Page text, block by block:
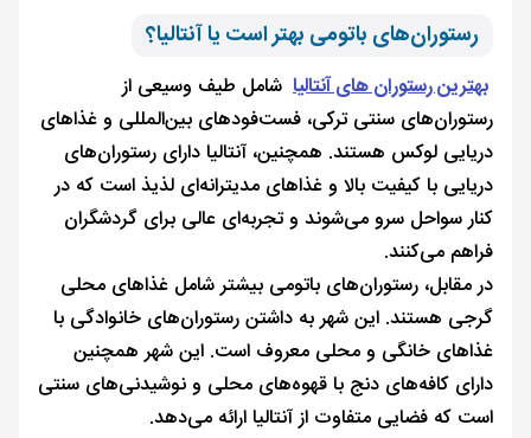
رستوران‌های باتومی بهتر است یا آنتالیا؟
بهترین رستوران های آنتالیا شامل طیف وسیعی از
رستوران‌های سنتی ترکی، فست‌فودهای بین‌المللی و غذاهای
دریایی لوکس هستند. همچنین، آنتالیا دارای رستوران‌های
دریایی با کیفیت بالا و غذاهای مدیترانه‌ای لذیذ است که در
کنار سواحل سرو می‌شوند و تجربه‌ای عالی برای گردشگران
فراهم می‌کنند.
در مقابل، رستوران‌های باتومی بیشتر شامل غذاهای محلی
گرجی هستند. این شهر به داشتن رستوران‌های خانوادگی با
غذاهای خانگی و محلی معروف است. این شهر همچنین
دارای کافه‌های دنج با قهوه‌های محلی و نوشیدنی‌های سنتی
است که فضایی متفاوت از آنتالیا ارائه می‌دهد.